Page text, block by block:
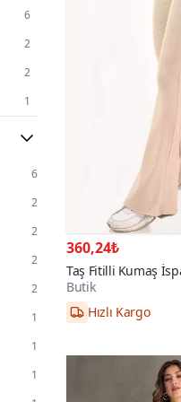
6
2
2
1
6
2
2
2
2
1
1
1
360,24₺
Taş Fitilli Kumaş
Butik36,40
Hızlı Kargo